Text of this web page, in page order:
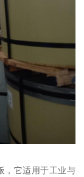
，它适用于工业与